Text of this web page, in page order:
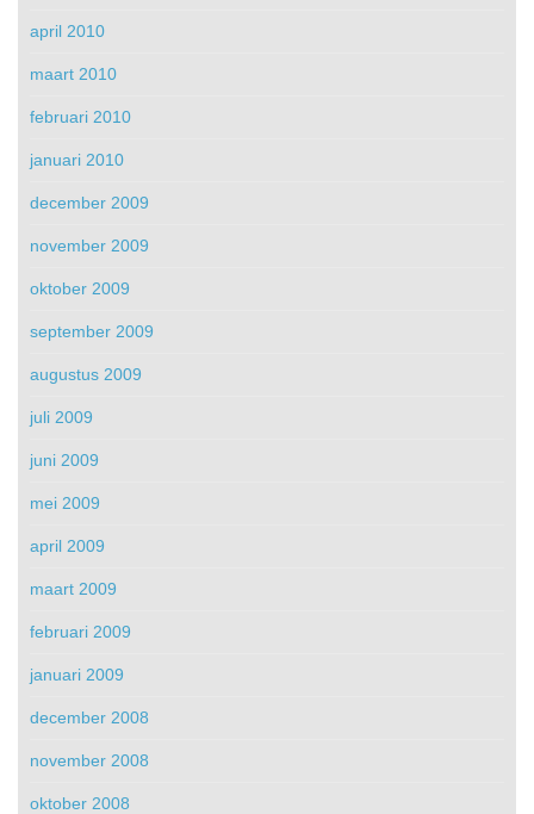
april 2010
maart 2010
februari 2010
januari 2010
december 2009
november 2009
oktober 2009
september 2009
augustus 2009
juli 2009
juni 2009
mei 2009
april 2009
maart 2009
februari 2009
januari 2009
december 2008
november 2008
oktober 2008